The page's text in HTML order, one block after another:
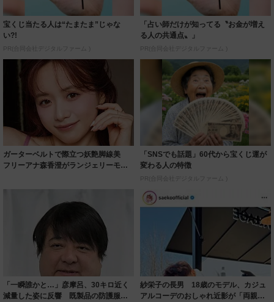
宝くじ当たる人は“たまたま”じゃな
い?!
PR(合同会社デジタルファーム )
「占い師だけが知ってる〝お金が増え
る人の共通点〟」
PR(合同会社デジタルファーム )
ガーターベルトで際立つ妖艶脚線美
フリーアナ森香澄がランジェリーモデ
「SNSでも話題」60代から宝くじ運が
変わる人の特徴
PR(合同会社デジタルファーム )
「一瞬誰かと…」彦摩呂、30キロ近く
減量した姿に反響 既製品の防護服が
紗栄子の長男 18歳のモデル、カジュ
アルコーデのおしゃれ近影が「両親の